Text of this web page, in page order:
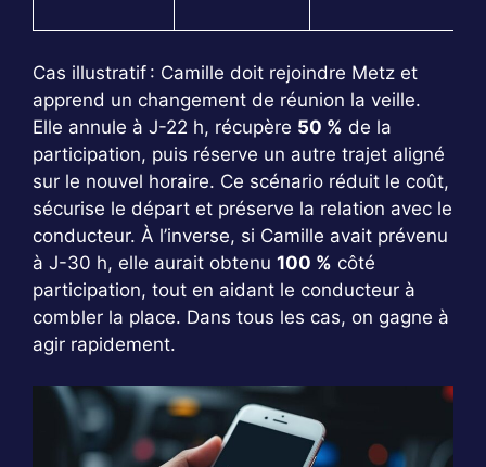
Cas illustratif : Camille doit rejoindre Metz et
apprend un changement de réunion la veille.
Elle annule à J-22 h, récupère 50 % de la
participation, puis réserve un autre trajet aligné
sur le nouvel horaire. Ce scénario réduit le coût,
sécurise le départ et préserve la relation avec le
conducteur. À l’inverse, si Camille avait prévenu
à J-30 h, elle aurait obtenu 100 % côté
participation, tout en aidant le conducteur à
combler la place. Dans tous les cas, on gagne à
agir rapidement.